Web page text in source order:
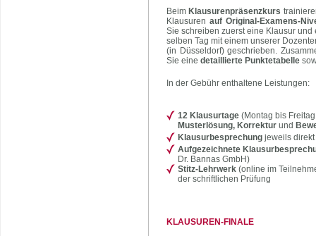
Beim Klausurenpräsenzkurs
Klausuren auf Original-Examens-
Sie schreiben zuerst eine Klausur
selben Tag mit einem unserer
(in Düsseldorf) geschrieben.
Sie eine detaillierte Punktetabelle
In der Gebühr enthaltene Leistungen:
12 Klausurtage (Montag bis
Musterlösung, Korrektur und
Klausurbesprechung jeweils
Aufgezeichnete
Dr. Bannas GmbH)
Stitz-Lehrwerk (online im
der schriftlichen Prüfung
KLAUSUREN-FINALE